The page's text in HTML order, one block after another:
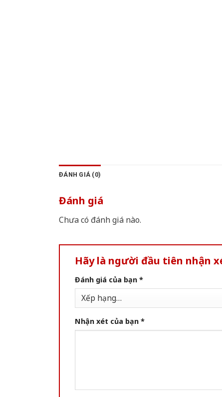
ĐÁNH GIÁ (0)
Đánh giá
Chưa có đánh giá nào.
Hãy là người đầu tiên nhận
Đánh giá của bạn *
Nhận xét của bạn *